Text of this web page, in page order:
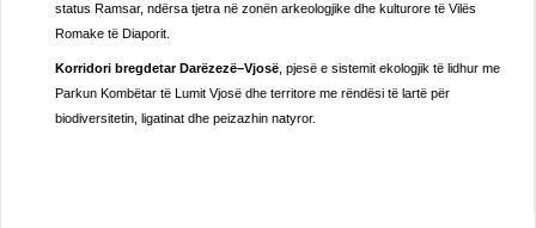
status Ramsar, ndërsa tjetra në zonën arkeologjike dhe kulturore të Vilës
Romake të Diaporit.
Korridori bregdetar Darëzezë–Vjosë , pjesë e sistemit ekologjik të lidhur me
Parkun Kombëtar të Lumit Vjosë dhe territore me rëndësi të lartë për
biodiversitetin, ligatinat dhe peizazhin natyror.